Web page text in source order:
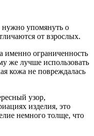
нужно упомянуть о
от взрослых.
именно ограниченность
же лучше использовать
кожа не повреждалась
узор,
изделия, это
немного толще, что